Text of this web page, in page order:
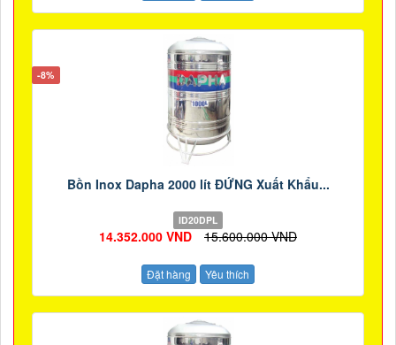
-8%
Bồn Inox Dapha 2000 lít ĐỨNG Xuất Khẩu...
ID20DPL
14.352.000 VND 15.600.000 VND
Đặt hàng Yêu thích